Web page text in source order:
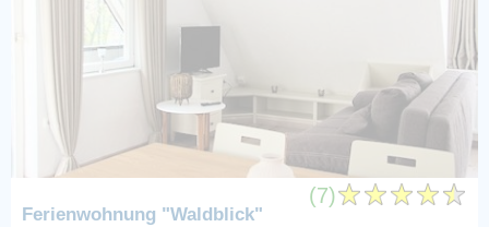
(7)
Ferienwohnung "Waldblick"